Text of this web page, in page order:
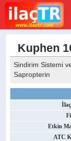
Kuphen
Sindirim Sistemi
Sapropterin
Etkin
ATC